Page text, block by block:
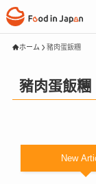
ホーム 豬肉蛋飯糰
豬肉蛋飯糰
New